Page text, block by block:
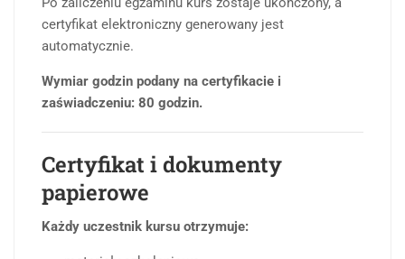
certyfikat elektroniczny generowany jest
automatycznie.
Wymiar godzin podany na certyfikacie i
zaświadczeniu: 80 godzin.
Certyfikat i dokumenty
papierowe
Każdy uczestnik kursu otrzymuje: